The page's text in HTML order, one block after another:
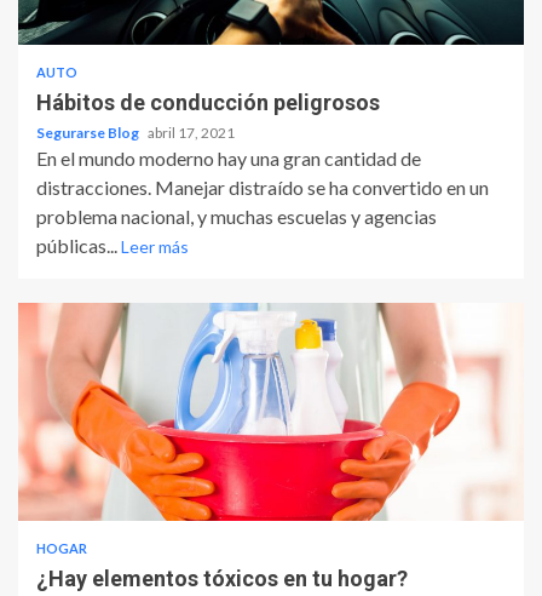
AUTO
Hábitos de conducción peligrosos
Segurarse Blog abril 17, 2021
En el mundo moderno hay una gran cantidad de
distracciones. Manejar distraído se ha convertido en un
problema nacional, y muchas escuelas y agencias
públicas...Leer más
HOGAR
¿Hay elementos tóxicos en tu hogar?